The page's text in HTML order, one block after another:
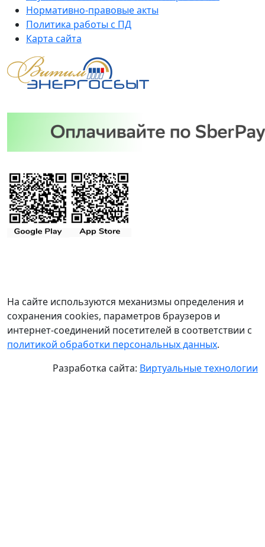
Нормативно-правовые акты
Политика работы с ПД
Карта сайта
На сайте используются механизмы определения и
сохранения cookies, параметров браузеров и
интернет-соединений посетителей в соответствии с
политикой обработки персональных данных.
Разработка сайта: Виртуальные технологии